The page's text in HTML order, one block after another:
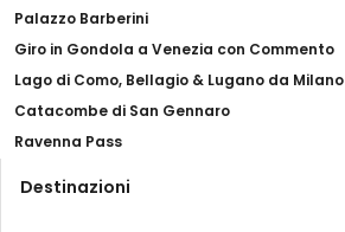
Palazzo Barberini
Giro in Gondola a Venezia con Commento
Lago di Como, Bellagio & Lugano da Milano
Catacombe di San Gennaro
Ravenna Pass
Destinazioni